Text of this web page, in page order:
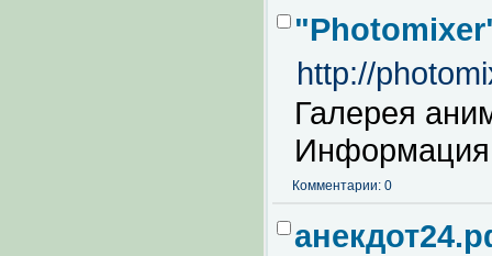
http://
Галерея
Комментарии: 0